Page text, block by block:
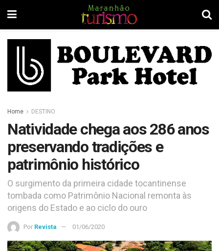
Home DESTINO
Natividade chega aos 286 anos
preservando tradições e
patrimônio histórico
O surgimento da primeira cidade tocantinense
tombada como Patrimônio Nacional remonta às
origens do Estado e ao ciclo do ouro
Por Revista 01/06/2020